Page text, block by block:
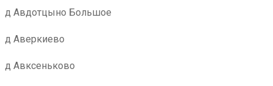
д Авдотцыно Большое
д Аверкиево
д Авксеньково